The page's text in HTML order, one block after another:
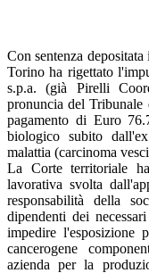
Con sentenza
Torino ha rigettato
s.p.a. (già Pirelli
pronuncia del Tribunale
pagamento di Euro
biologico subito
malattia (carcinoma
La Corte territoriale
lavorativa svolta
responsabilità della
dipendenti dei
impedire l'esposizione
cancerogene
azienda per la